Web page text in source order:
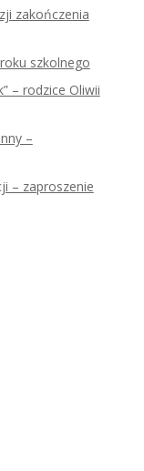
zakończenia
szkolnego
– rodzice Oliwii
–
– zaproszenie